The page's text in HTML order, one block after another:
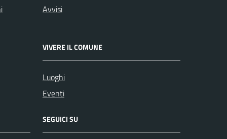
Avvisi
VIVERE IL COMUNE
Luoghi
Eventi
SEGUICI SU